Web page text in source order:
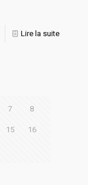
Lire la suite
7 8
15 16